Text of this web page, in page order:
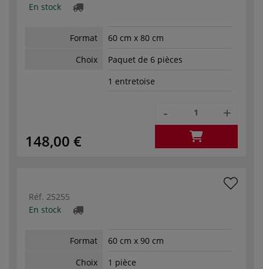
En stock
Format
60 cm x 80 cm
Choix
Paquet de 6 pièces
1 entretoise
148,00 €
- +
Réf. 25255
En stock
Format
60 cm x 90 cm
Choix
1 pièce